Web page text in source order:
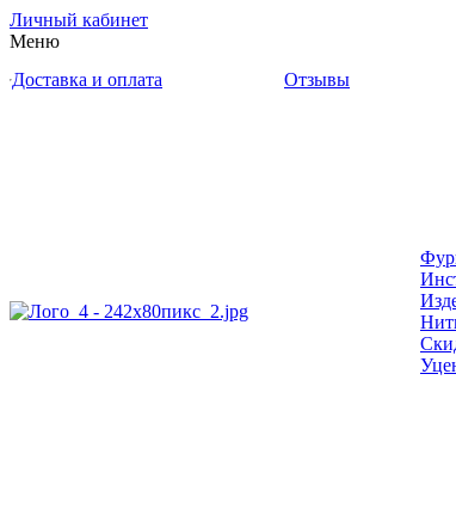
Личный кабинет
Меню
Доставка и оплата
Отзывы